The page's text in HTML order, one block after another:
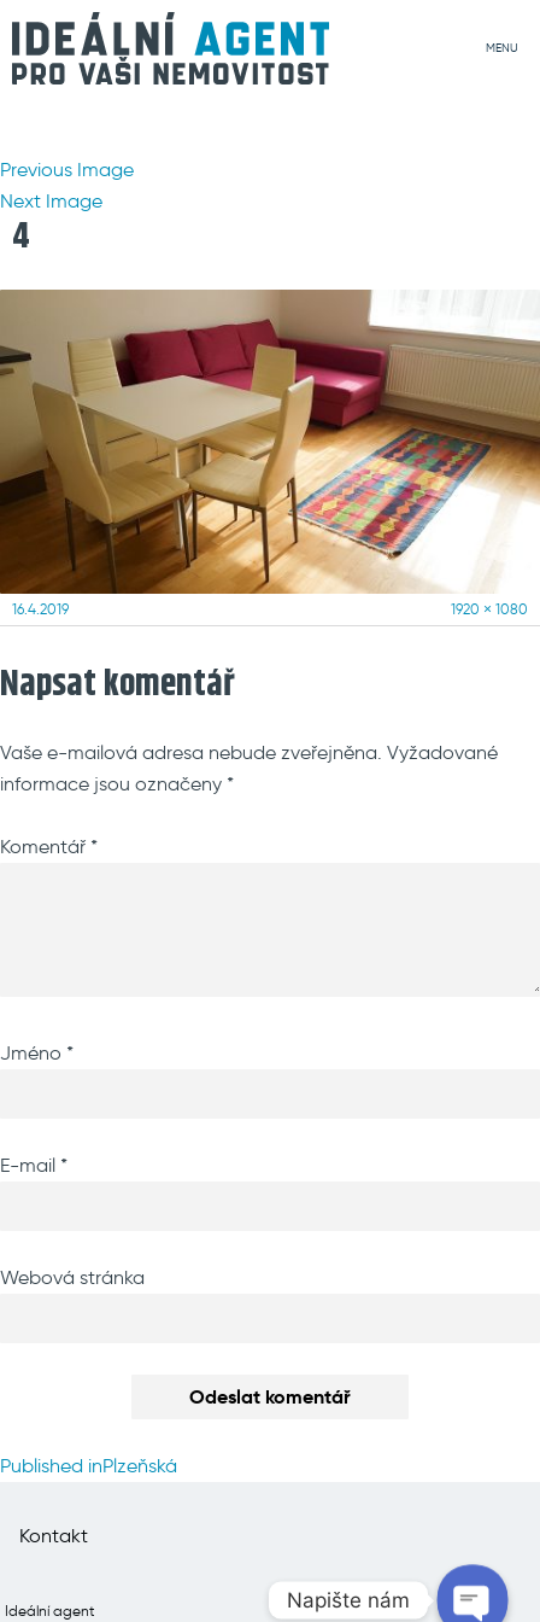
MENU
Previous Image
Next Image
4
Posted
16.4.2019
Full
1920 × 1080
Napsat komentář
Vaše e-mailová adresa nebude zveřejněna. Vyžadované
informace jsou označeny *
Komentář *
Jméno *
E-mail *
Webová stránka
Navigace
příspěvek
Published inPlzeňská
Kontakt
Ideální agent Napište nám